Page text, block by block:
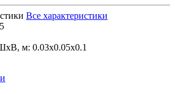
Все характеристики
м: 0.03x0.05x0.1